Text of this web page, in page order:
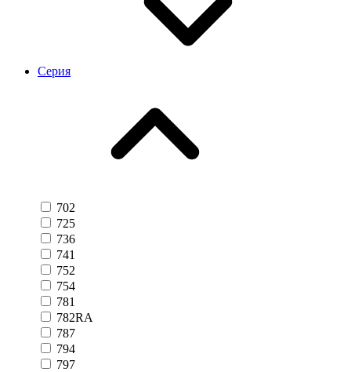
Серия
702
725
736
741
752
754
781
782RA
787
794
797